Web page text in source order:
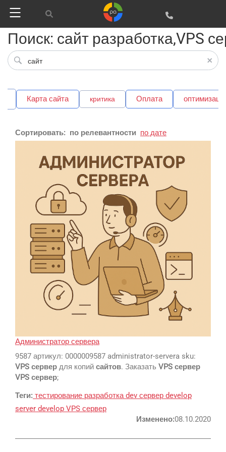
Поиск: сайт разработка,VPS
Карта сайта критика Оплата
Сортировать: по релевантности по дате
Администратор сервера
9587 артикул: 0000009587 administrator-servera sku:
VPS сервер для копий сайтов. Заказать VPS сервер
VPS сервер;
Теги: тестирование разработка dev сервер develop
server develop VPS сервер
Изменено:08.10.2020
Реклама и продвижение
Вконтакте
SMM
AI Automation
Разработка сайтов
CMS 1C-Bitrix
Цифра и офсет
Широкий формат
Телевидение
Аудио и звукозапись
Регистрация